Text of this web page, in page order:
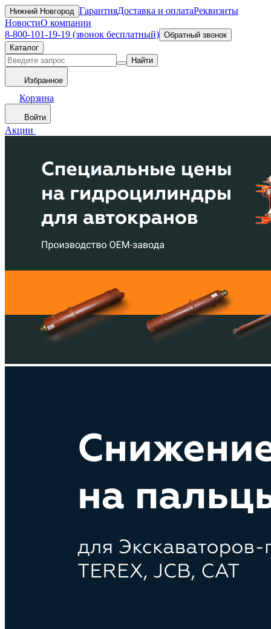
Нижний Новгород ГарантияДоставка и оплатаРеквизиты
НовостиО компании
8-800-101-19-19 (звонок бесплатный) Обратный звонок
Каталог
Найти
Избранное
Корзина
Войти
Акции